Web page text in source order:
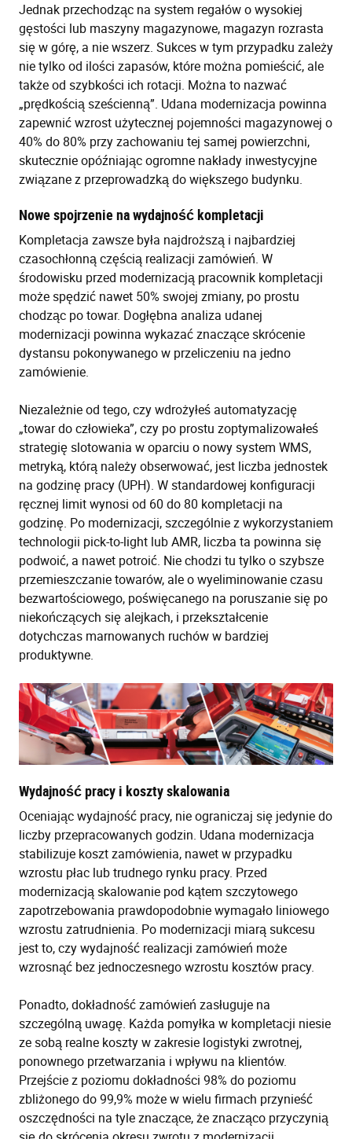
Jednak przechodząc na system regałów o wysokiej
gęstości lub maszyny magazynowe, magazyn rozrasta
się w górę, a nie wszerz. Sukces w tym przypadku zależy
nie tylko od ilości zapasów, które można pomieścić, ale
także od szybkości ich rotacji. Można to nazwać
„prędkością sześcienną”. Udana modernizacja powinna
zapewnić wzrost użytecznej pojemności magazynowej o
40% do 80% przy zachowaniu tej samej powierzchni,
skutecznie opóźniając ogromne nakłady inwestycyjne
związane z przeprowadzką do większego budynku.
Nowe spojrzenie na wydajność kompletacji
Kompletacja zawsze była najdroższą i najbardziej
czasochłonną częścią realizacji zamówień. W
środowisku przed modernizacją pracownik kompletacji
może spędzić nawet 50% swojej zmiany, po prostu
chodząc po towar. Dogłębna analiza udanej
modernizacji powinna wykazać znaczące skrócenie
dystansu pokonywanego w przeliczeniu na jedno
zamówienie.
Niezależnie od tego, czy wdrożyłeś automatyzację
„towar do człowieka”, czy po prostu zoptymalizowałeś
strategię slotowania w oparciu o nowy system WMS,
metryką, którą należy obserwować, jest liczba jednostek
na godzinę pracy (UPH). W standardowej konfiguracji
ręcznej limit wynosi od 60 do 80 kompletacji na
godzinę. Po modernizacji, szczególnie z wykorzystaniem
technologii pick-to-light lub AMR, liczba ta powinna się
podwoić, a nawet potroić. Nie chodzi tu tylko o szybsze
przemieszczanie towarów, ale o wyeliminowanie czasu
bezwartościowego, poświęcanego na poruszanie się po
niekończących się alejkach, i przekształcenie
dotychczas marnowanych ruchów w bardziej
produktywne.
Wydajność pracy i koszty skalowania
Oceniając wydajność pracy, nie ograniczaj się jedynie do
liczby przepracowanych godzin. Udana modernizacja
stabilizuje koszt zamówienia, nawet w przypadku
wzrostu płac lub trudnego rynku pracy. Przed
modernizacją skalowanie pod kątem szczytowego
zapotrzebowania prawdopodobnie wymagało liniowego
wzrostu zatrudnienia. Po modernizacji miarą sukcesu
jest to, czy wydajność realizacji zamówień może
wzrosnąć bez jednoczesnego wzrostu kosztów pracy.
Ponadto, dokładność zamówień zasługuje na
szczególną uwagę. Każda pomyłka w kompletacji niesie
ze sobą realne koszty w zakresie logistyki zwrotnej,
ponownego przetwarzania i wpływu na klientów.
Przejście z poziomu dokładności 98% do poziomu
zbliżonego do 99,9% może w wielu firmach przynieść
oszczędności na tyle znaczące, że znacząco przyczynią